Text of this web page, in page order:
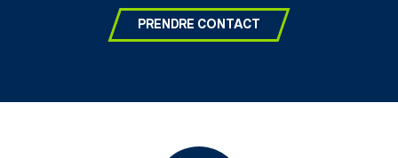
PRENDRE CONTACT